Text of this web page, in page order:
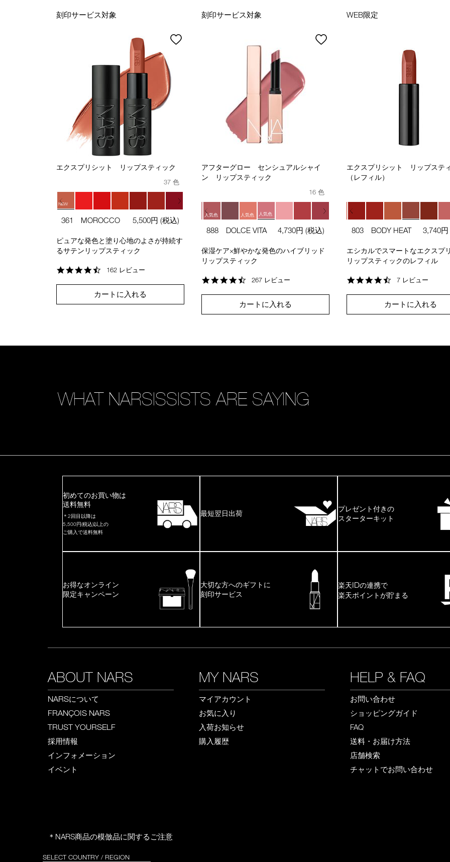
刻印サービス対象
エクスプリシット リップスティック
37 色
NEW
人気色
人気色
361 MOROCCO 5,500円 (税込)
ピュアな発色と塗り心地のよさが持続す
るサテンリップスティック
4.7
rating
162 レビュー
カートに入れる
刻印サービス対象
アフターグロー センシュアルシャイ
ン リップスティック
16 色
人気色 人気色 人気色
888 DOLCE VITA 4,730円 (税込)
保湿ケア×鮮やかな発色のハイブリッド
リップスティック
4.6
rating
267 レビュー
カートに入れる
WEB限定
エクスプリシット リップステ
（レフィル）
803 BODY HEAT 3,740円
エシカルでスマートなエクスプ
リップスティックのレフィル
4.6
rating
7 レビュー
カートに入れる
WHAT NARSISSISTS ARE SAYING
初めてのお買い物は
送料無料
＊2回目以降は
5,500円(税込)以上の
ご購入で送料無料
最短翌日出荷
プレゼント付きの
スターターキット
お得なオンライン
限定キャンペーン
大切な方へのギフトに
刻印サービス
楽天IDの連携で
楽天ポイントが貯まる
ABOUT NARS
NARSについて
FRANÇOIS NARS
TRUST YOURSELF
採用情報
インフォメーション
イベント
MY NARS
マイアカウント
お気に入り
入荷お知らせ
購入履歴
HELP & FAQ
お問い合わせ
ショッピングガイド
FAQ
送料・お届け方法
店舗検索
チャットでお問い合わせ
＊NARS商品の模倣品に関するご注意
SELECT COUNTRY / REGION